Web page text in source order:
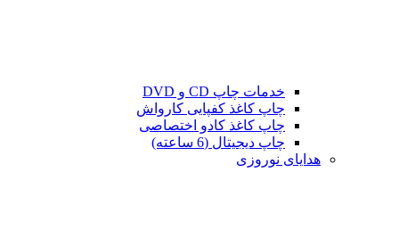
خدمات چاپ CD و DVD
چاپ کاغذ کفپایی کارواش
چاپ کاغذ کادو اختصاصی
چاپ دیجیتال (6 ساعته)
هدایای نوروزی